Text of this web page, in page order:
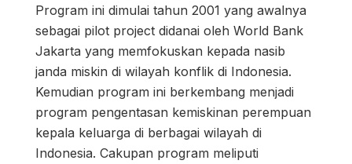
Program ini dimulai tahun 2001 yang awalnya
sebagai pilot project didanai oleh World Bank
Jakarta yang memfokuskan kepada nasib
janda miskin di wilayah konflik di Indonesia.
Kemudian program ini berkembang menjadi
program pengentasan kemiskinan perempuan
kepala keluarga di berbagai wilayah di
Indonesia. Cakupan program meliputi